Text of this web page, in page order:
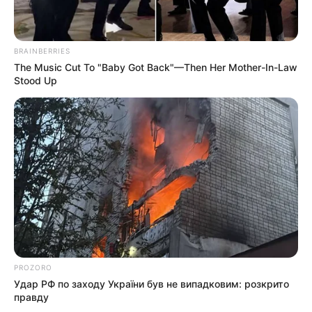
ПОДІЇ
У селі на Закарпатті жінки
взялися засипати джерело, з
якого люди набирали питну
воду: що сталося? (фото,
відео)
07.08.2026
ГАРЯЧI ПОДІЇ
До $20 тисяч за «списання»: на
Закарпатті розслідують схему з
військовозобов’язаними —
підозри отримали екскерівники
Мукачівського ТЦК
07.08.2026
BRAINBERRIES
The Music Cut To "Baby Got Back"—Then Her Mother-In-Law
Stood Up
PROZORO
Удар РФ по заходу України був не випадковим: розкрито
правду